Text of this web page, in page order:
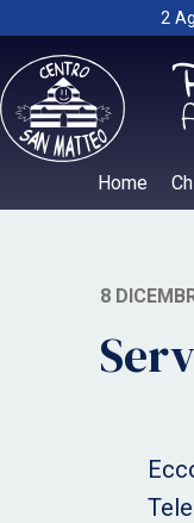
to
content
2
Home
8